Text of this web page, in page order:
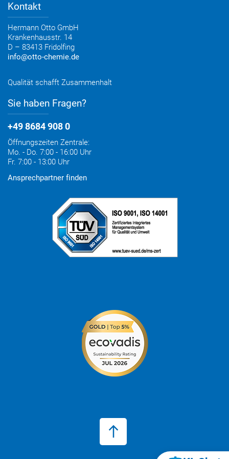
Medienportal
Elektronischer Rechnungsversand
Entsorgung & Verpackungsrücknahme
Kontakt
Hermann Otto GmbH
Krankenhausstr. 14
D – 83413 Fridolfing
info@otto-chemie.de
Qualität schafft Zusammenhalt
Sie haben Fragen?
+49 8684 908 0
Öffnungszeiten Zentrale:
Mo. - Do. 7:00 - 16:00 Uhr
Fr. 7:00 - 13:00 Uhr
Ansprechpartner finden